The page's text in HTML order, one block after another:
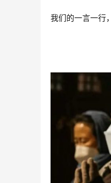
我们的一言一行